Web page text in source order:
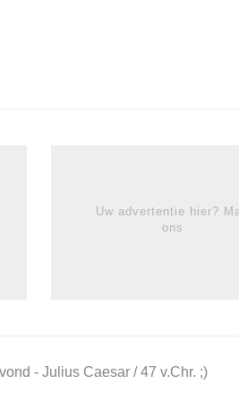
Uw advertentie hier?
ons
- Julius Caesar / 47 v.Chr. ;)